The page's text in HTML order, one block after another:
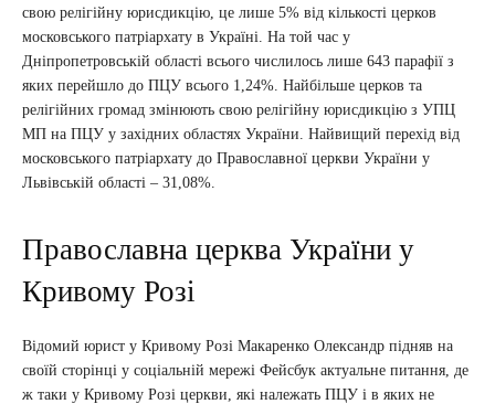
свою релігійну юрисдикцію, це лише 5% від кількості церков
московського патріархату в Україні. На той час у
Дніпропетровській області всього числилось лише 643 парафії з
яких перейшло до ПЦУ всього 1,24%. Найбільше церков та
релігійних громад змінюють свою релігійну юрисдикцію з УПЦ
МП на ПЦУ у західних областях України. Найвищий перехід від
московського патріархату до Православної церкви України у
Львівській області – 31,08%.
Православна церква України у
Кривому Розі
Відомий юрист у Кривому Розі Макаренко Олександр підняв на
своїй сторінці у соціальній мережі Фейсбук актуальне питання, де
ж таки у Кривому Розі церкви, які належать ПЦУ і в яких не